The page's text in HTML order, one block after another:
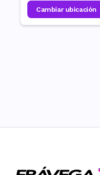
cambiar ubicación